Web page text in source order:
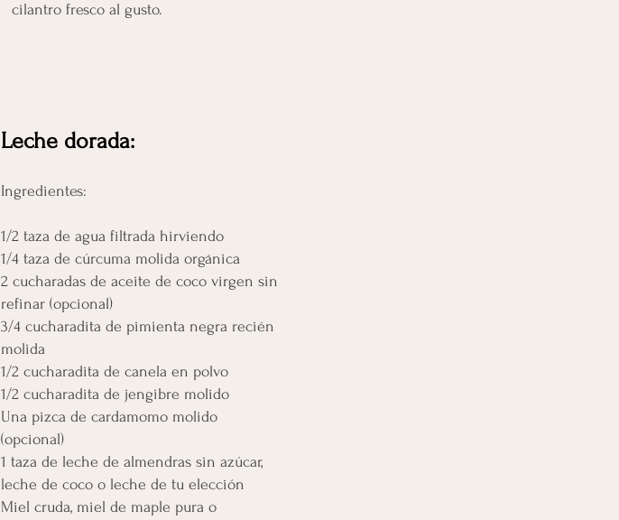
cilantro fresco al gusto.
Leche dorada:
Ingredientes:
1/2 taza de agua filtrada hirviendo
1/4 taza de cúrcuma molida orgánica
2 cucharadas de aceite de coco virgen sin
refinar (opcional)
3/4 cucharadita de pimienta negra recién
molida
1/2 cucharadita de canela en polvo
1/2 cucharadita de jengibre molido
Una pizca de cardamomo molido
(opcional)
1 taza de leche de almendras sin azúcar,
leche de coco o leche de tu elección
Miel cruda, miel de maple pura o